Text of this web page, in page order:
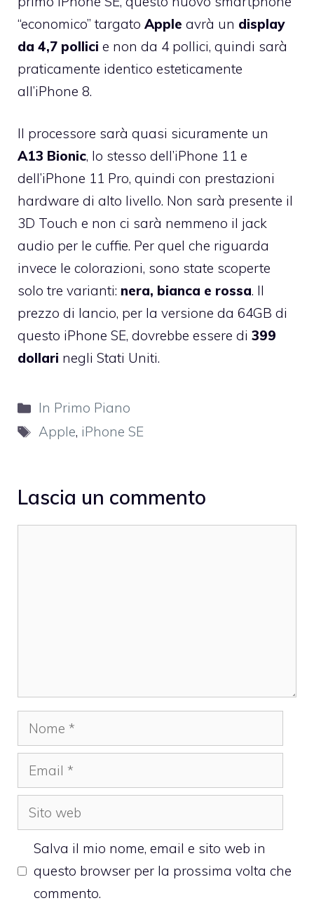
“economico” targato Apple avrà un display
da 4,7 pollici e non da 4 pollici, quindi sarà
praticamente identico esteticamente
all’iPhone 8.
Il processore sarà quasi sicuramente un
A13 Bionic, lo stesso dell’iPhone 11 e
dell’iPhone 11 Pro, quindi con prestazioni
hardware di alto livello. Non sarà presente il
3D Touch e non ci sarà nemmeno il jack
audio per le cuffie. Per quel che riguarda
invece le colorazioni, sono state scoperte
solo tre varianti: nera, bianca e rossa. Il
prezzo di lancio, per la versione da 64GB di
questo iPhone SE, dovrebbe essere di 399
dollari negli Stati Uniti.
Categorie
In Primo Piano
Tag
Apple, iPhone SE
Lascia un commento
Nome
Email
Sito
web
Salva il mio nome, email e sito web in
questo browser per la prossima volta che
commento.